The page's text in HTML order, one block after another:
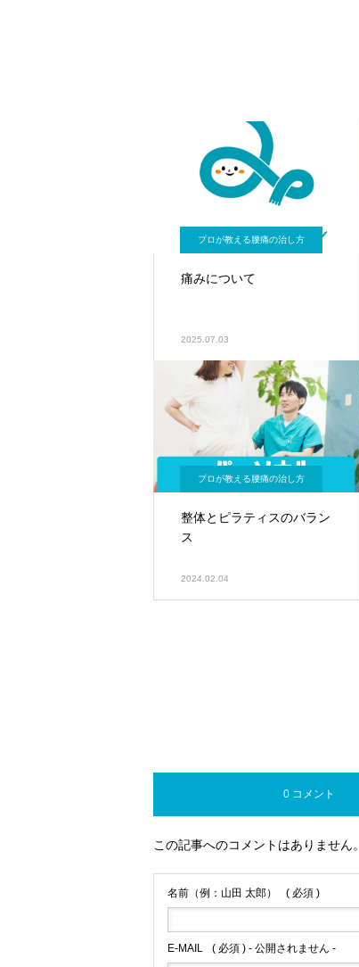
プロが教える腰痛の治し方
痛みについて
2025.07.03
プロが教える腰痛の治し方
整体とピラティスのバラン
ス
2024.02.04
0 コメント
この記事へのコメントはありません。
名前（例：山田 太郎） ( 必須 )
E-MAIL ( 必須 ) - 公開されません -